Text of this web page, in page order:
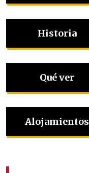
Historia
Qué ver
Alojamientos